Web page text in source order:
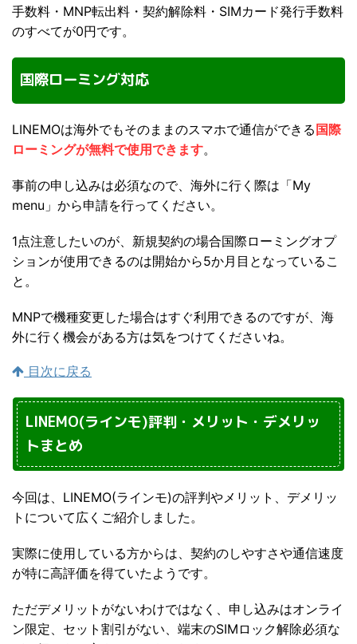
手数料・MNP転出料・契約解除料・SIMカード発行手数料
のすべてが0円です。
国際ローミング対応
LINEMOは海外でもそのままのスマホで通信ができる国際
ローミングが無料で使用できます。
事前の申し込みは必須なので、海外に行く際は「My
menu」から申請を行ってください。
1点注意したいのが、新規契約の場合国際ローミングオプ
ションが使用できるのは開始から5か月目となっているこ
と。
MNPで機種変更した場合はすぐ利用できるのですが、海
外に行く機会がある方は気をつけてくださいね。
目次に戻る
LINEMO(ラインモ)評判・メリット・デメリッ
トまとめ
今回は、LINEMO(ラインモ)の評判やメリット、デメリッ
トについて広くご紹介しました。
実際に使用している方からは、契約のしやすさや通信速度
が特に高評価を得ていたようです。
ただデメリットがないわけではなく、申し込みはオンライ
ン限定、セット割引がない、端末のSIMロック解除必須な